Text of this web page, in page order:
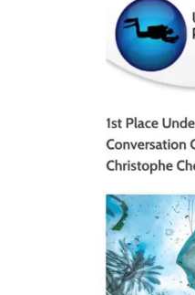
scuba_people_magazine